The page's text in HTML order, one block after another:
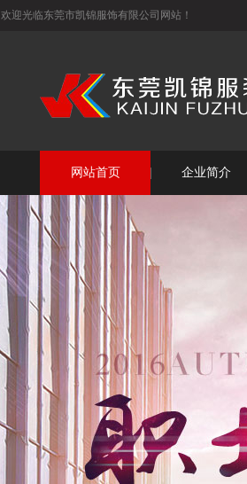
欢迎光临东莞市凯锦服饰有限公司网站！
网站首页 企业简介